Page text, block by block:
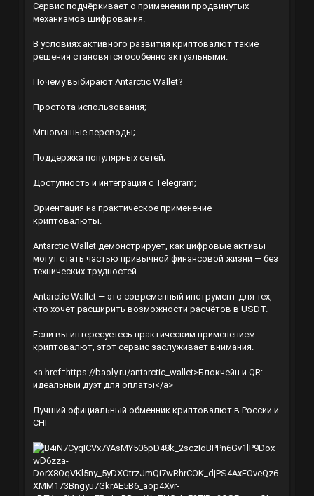
Сервис подчёркивает о применении продвинутых
механизмов шифрования.
В условиях активного развития криптовалют такие
решения становятся особенно актуальными.
Почему выбирают Antarctic Wallet?
Простота использования;
Мгновенные переводы;
Поддержка популярных сетей;
Доступность и интеграция с Telegram;
Ориентация на практическое применение
криптовалюты.
Antarctic Wallet демонстрирует, как цифровые активы
могут стать частью привычной финансовой жизни — без
технических трудностей.
Antarctic Wallet — это современный инструмент для тех,
кто хочет расширить возможности расчётов в USDT.
Если вы интересуетесь практическим применением
криптовалют, этот сервис заслуживает внимания.
<a href= https://baoly.ru/antarctic_wallet>Блокчейн и QR:
идеальный дуэт для оплаты</a>
Лучший официальный обменник криптовалют в России и
СНГ